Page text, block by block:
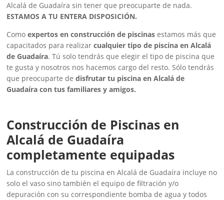
Alcalá de Guadaíra sin tener que preocuparte de nada.
ESTAMOS A TU ENTERA DISPOSICIÓN.
Comoexpertos en construcción de piscinas estamos más que
capacitados para realizarcualquier tipo de piscina en Alcalá
de Guadaíra. Tú solo tendrás que elegir el tipo de piscina que
te gusta y nosotros nos hacemos cargo del resto. Sólo tendrás
que preocuparte dedisfrutar tu piscina en Alcalá de
Guadaíra con tus familiares y amigos.
Construcción de Piscinas en
Alcalá de Guadaíra
completamente equipadas
La construcción de tu piscina en Alcalá de Guadaíra incluye no
solo el vaso sino también el equipo de filtración y/o
depuración con su correspondiente bomba de agua y todos